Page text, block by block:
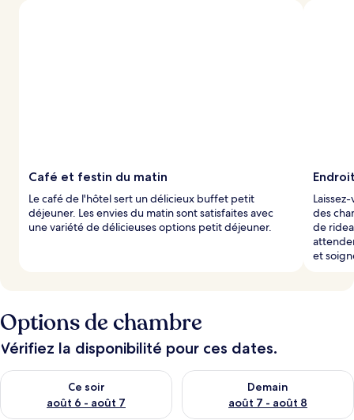
Café et festin du matin
Le café de l'hôtel sert un délicieux buffet petit
déjeuner. Les envies du matin sont satisfaites avec
une variété de délicieuses options petit déjeuner.
des
de
et
Options de chambre
Vérifiez la disponibilité pour ces dates.
Ce soir
août 6 - août 7
Vérifier la disponibilité pour ce soir août 6 - août 7
Demain
août 7 - août 8
Vérifier la disponibilité pour